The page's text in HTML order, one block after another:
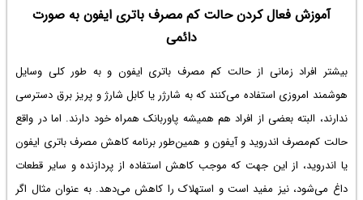
آموزش فعال کردن حالت کم مصرف باتری ایفون به صورت
دائمی
بیشتر افراد زمانی ازحالت کم مصرف باتری ایفون و به طور کلی وسایل
هوشمند امروزی استفاده می‌کنند که به شارژر یا کابل شارژ و پریز برق دسترسی
ندارند، البته بعضی از افراد هم همیشه پاوربانک همراه خود دارند. اما در واقع
حالت کم‌مصرف اندروید و آیفون و همین‌طور برنامه کاهش مصرف باتری ایفون
یا اندروید، از این جهت که موجب کاهش استفاده از پردازنده و سایر قطعات
داغ می‌شود، نیز مفید است و استهلاک را کاهش می‌دهد. به عنوان مثال اگر